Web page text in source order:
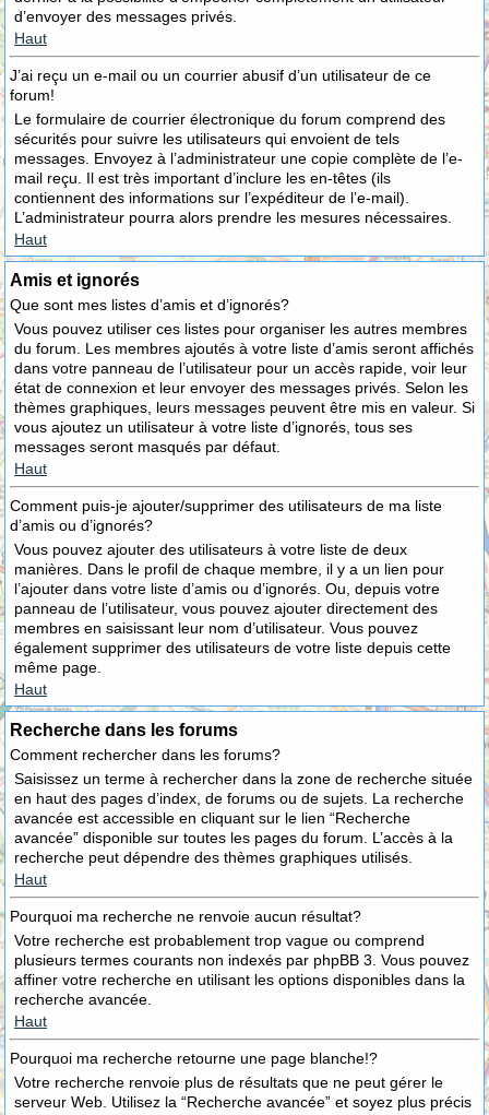
d’envoyer des messages privés.
Haut
J’ai reçu un e-mail ou un courrier abusif d’un utilisateur de ce
forum!
Le formulaire de courrier électronique du forum comprend des
sécurités pour suivre les utilisateurs qui envoient de tels
messages. Envoyez à l’administrateur une copie complète de l’e-
mail reçu. Il est très important d’inclure les en-têtes (ils
contiennent des informations sur l’expéditeur de l’e-mail).
L’administrateur pourra alors prendre les mesures nécessaires.
Haut
Amis et ignorés
Que sont mes listes d’amis et d’ignorés?
Vous pouvez utiliser ces listes pour organiser les autres membres
du forum. Les membres ajoutés à votre liste d’amis seront affichés
dans votre panneau de l’utilisateur pour un accès rapide, voir leur
état de connexion et leur envoyer des messages privés. Selon les
thèmes graphiques, leurs messages peuvent être mis en valeur. Si
vous ajoutez un utilisateur à votre liste d’ignorés, tous ses
messages seront masqués par défaut.
Haut
Comment puis-je ajouter/supprimer des utilisateurs de ma liste
d’amis ou d’ignorés?
Vous pouvez ajouter des utilisateurs à votre liste de deux
manières. Dans le profil de chaque membre, il y a un lien pour
l’ajouter dans votre liste d’amis ou d’ignorés. Ou, depuis votre
panneau de l’utilisateur, vous pouvez ajouter directement des
membres en saisissant leur nom d’utilisateur. Vous pouvez
également supprimer des utilisateurs de votre liste depuis cette
même page.
Haut
Recherche dans les forums
Comment rechercher dans les forums?
Saisissez un terme à rechercher dans la zone de recherche située
en haut des pages d’index, de forums ou de sujets. La recherche
avancée est accessible en cliquant sur le lien “Recherche
avancée” disponible sur toutes les pages du forum. L’accès à la
recherche peut dépendre des thèmes graphiques utilisés.
Haut
Pourquoi ma recherche ne renvoie aucun résultat?
Votre recherche est probablement trop vague ou comprend
plusieurs termes courants non indexés par phpBB 3. Vous pouvez
affiner votre recherche en utilisant les options disponibles dans la
recherche avancée.
Haut
Pourquoi ma recherche retourne une page blanche!?
Votre recherche renvoie plus de résultats que ne peut gérer le
serveur Web. Utilisez la “Recherche avancée” et soyez plus précis